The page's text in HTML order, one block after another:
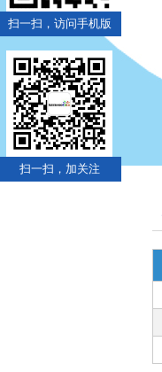
扫一扫，访问手机版
扫一扫，加关注